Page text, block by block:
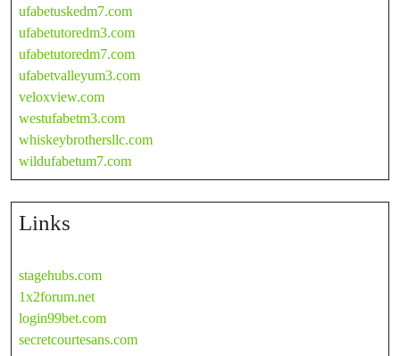
ufabetuskedm7.com
ufabetutoredm3.com
ufabetutoredm7.com
ufabetvalleyum3.com
veloxview.com
westufabetm3.com
whiskeybrothersllc.com
wildufabetum7.com
Links
stagehubs.com
1x2forum.net
login99bet.com
secretcourtesans.com